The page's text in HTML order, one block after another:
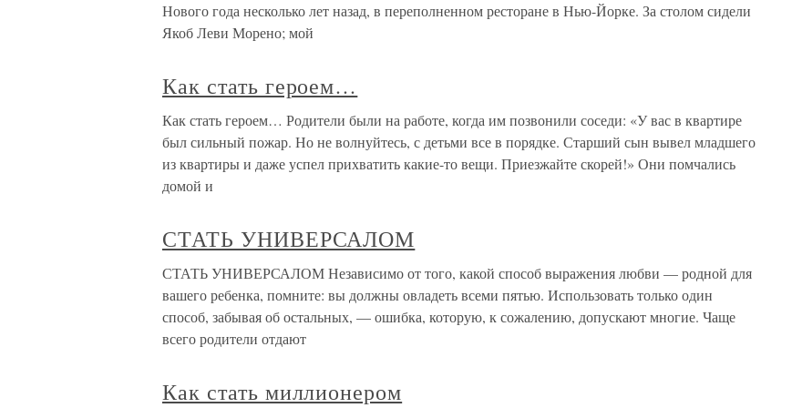
Нового года несколько лет назад, в переполненном ресторане в Нью-Йорке. За столом сидели
Якоб Леви Морено; мой
Как стать героем…
Как стать героем… Родители были на работе, когда им позвонили соседи: «У вас в квартире
был сильный пожар. Но не волнуйтесь, с детьми все в порядке. Старший сын вывел младшего
из квартиры и даже успел прихватить какие-то вещи. Приезжайте скорей!» Они помчались
домой и
СТАТЬ УНИВЕРСАЛОМ
СТАТЬ УНИВЕРСАЛОМ Независимо от того, какой способ выражения любви — родной для
вашего ребенка, помните: вы должны овладеть всеми пятью. Использовать только один
способ, забывая об остальных, — ошибка, которую, к сожалению, допускают многие. Чаще
всего родители отдают
Как стать миллионером